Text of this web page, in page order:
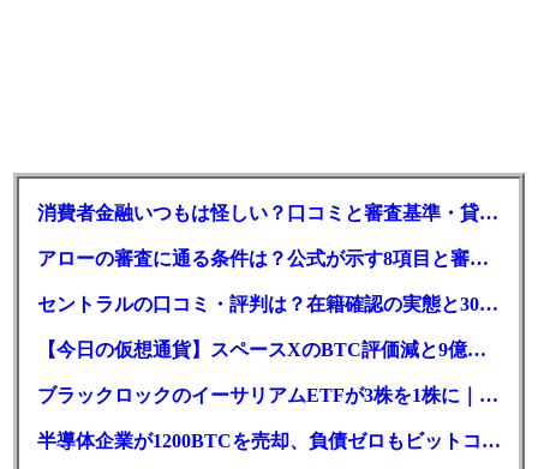
消費者金融いつもは怪しい？口コミと審査基準・貸付条件を調査
アローの審査に通る条件は？公式が示す8項目と審査時間
セントラルの口コミ・評判は？在籍確認の実態と30日金利0円の落とし穴
【今日の仮想通貨】スペースXのBTC評価減と9億株の解禁。208億円相当のBTCが盗難
ブラックロックのイーサリアムETFが3株を1株に｜年初来37%安
半導体企業が1200BTCを売却、負債ゼロもビットコイン戦略は後退